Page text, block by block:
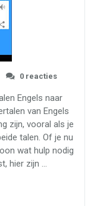
0 reacties
Engels naar
van Engels
zijn, vooral als je
talen. Of je nu
wat hulp nodig
hier zijn …